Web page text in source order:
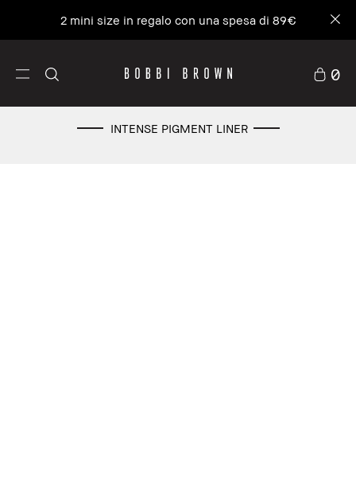
2 mini size in regalo con una spesa di 89€
0
INTENSE PIGMENT LINER